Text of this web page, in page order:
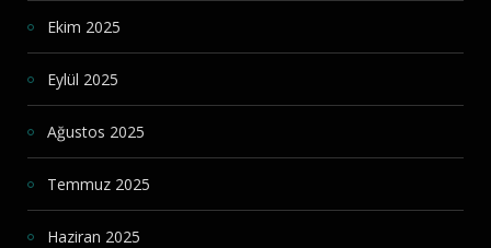
Ekim 2025
Eylül 2025
Ağustos 2025
Temmuz 2025
Haziran 2025